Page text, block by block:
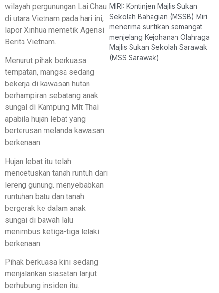
wilayah pergunungan Lai Chau
di utara Vietnam pada hari ini,
lapor Xinhua memetik Agensi
Berita Vietnam.
Menurut pihak berkuasa
tempatan, mangsa sedang
bekerja di kawasan hutan
berhampiran sebatang anak
sungai di Kampung Mit Thai
apabila hujan lebat yang
berterusan melanda kawasan
berkenaan.
Hujan lebat itu telah
mencetuskan tanah runtuh dari
lereng gunung, menyebabkan
runtuhan batu dan tanah
bergerak ke dalam anak
sungai di bawah lalu
menimbus ketiga-tiga lelaki
berkenaan.
Pihak berkuasa kini sedang
menjalankan siasatan lanjut
berhubung insiden itu.
MIRI: Kontinjen Majlis Sukan
Sekolah Bahagian (MSSB) Miri
menerima suntikan semangat
menjelang Kejohanan Olahraga
Majlis Sukan Sekolah Sarawak
(MSS Sarawak)